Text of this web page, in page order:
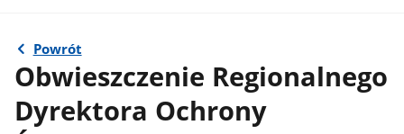
Powrót
Obwieszczenie Regionalnego
Dyrektora Ochrony